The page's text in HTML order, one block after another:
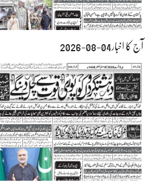
آج کا اخبار04-08-2026